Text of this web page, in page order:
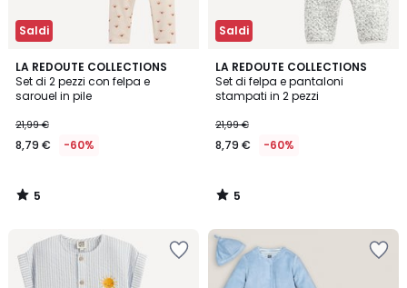
Saldi
LA REDOUTE COLLECTIONS
Set di 2 pezzi con felpa e
sarouel in pile
21,99 €
8,79 € -60%
5
/
5
5
/
Saldi
LA REDOUTE COLLECTIONS
Set di felpa e pantaloni
stampati in 2 pezzi
21,99 €
8,79 € -60%
5
/
5
5
/